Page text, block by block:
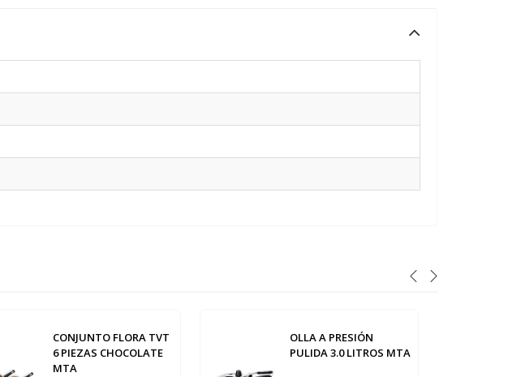
CONJUNTO FLORA TVT
6 PIEZAS CHOCOLATE
MTA
OLLA A PRESIÓN
PULIDA 3.0 LITROS MTA